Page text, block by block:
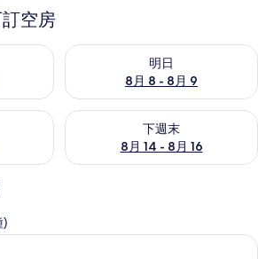
空房
可訂空房
明日
8月 8 - 8月 9
查看明日 8月 8 - 8月 9的可訂
的可訂空房
下週末
8月 14 - 8月 16
查看下週末 8月 14 - 8月 16的
)
迷你吧、房內夾萬、書桌、熨斗/熨衫